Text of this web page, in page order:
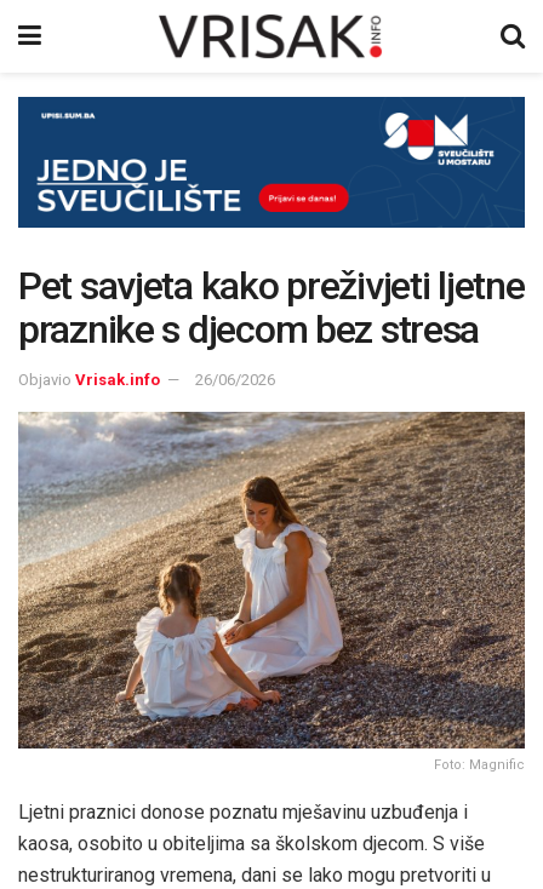
Pet savjeta kako preživjeti ljetne
praznike s djecom bez stresa
Objavio Vrisak.info 26/06/2026
Foto: Magnific
Ljetni praznici donose poznatu mješavinu uzbuđenja i
kaosa, osobito u obiteljima sa školskom djecom. S više
nestrukturiranog vremena, dani se lako mogu pretvoriti u